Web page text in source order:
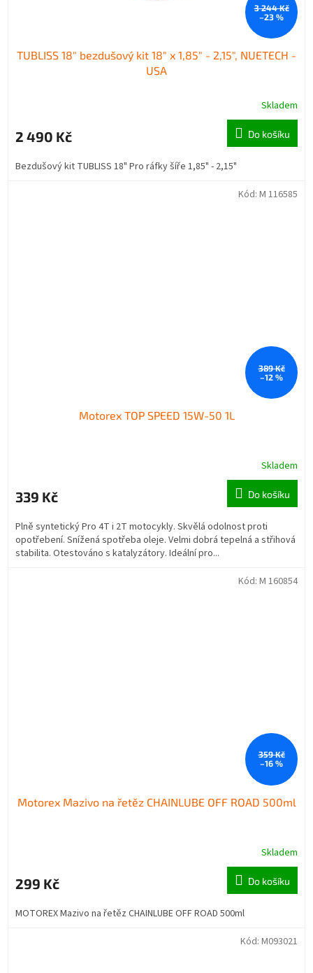
3 244 Kč
–23 %
TUBLISS 18" bezdušový kit 18" x 1,85" - 2,15", NUETECH -
USA
Skladem
2 490 Kč Do košíku
Bezdušový kit TUBLISS 18" Pro ráfky šíře 1,85" - 2,15"
389 Kč
–12 %
Motorex TOP SPEED 15W-50 1L
Skladem
339 Kč Do košíku
Plně syntetický Pro 4T i 2T motocykly. Skvělá odolnost proti
opotřebení. Snížená spotřeba oleje. Velmi dobrá tepelná a střihová
stabilita. Otestováno s katalyzátory. Ideální pro...
Kód: M 116585
359 Kč
–16 %
Motorex Mazivo na řetěz CHAINLUBE OFF ROAD 500ml
Skladem
299 Kč Do košíku
MOTOREX Mazivo na řetěz CHAINLUBE OFF ROAD 500ml
Kód: M 160854
Kód: M093021